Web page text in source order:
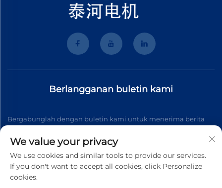
Berlangganan buletin kami
Bergabunglah dengan buletin kami untuk menerima berita
Berlangganan
We value your privacy
We use cookies and similar tools to provide our services.
If you don't want to accept all cookies, click Personalize
cookies.